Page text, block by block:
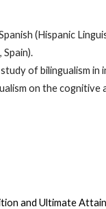
(Hispanic
of bilingualism in
on the
and Ultimate